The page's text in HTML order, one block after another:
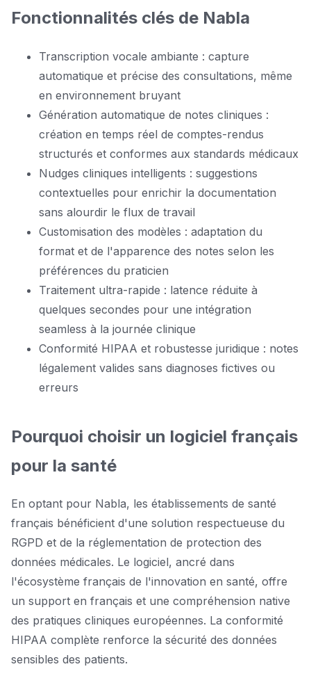
Fonctionnalités clés de Nabla
Transcription vocale ambiante : capture
automatique et précise des consultations, même
en environnement bruyant
Génération automatique de notes cliniques :
création en temps réel de comptes-rendus
structurés et conformes aux standards médicaux
Nudges cliniques intelligents : suggestions
contextuelles pour enrichir la documentation
sans alourdir le flux de travail
Customisation des modèles : adaptation du
format et de l'apparence des notes selon les
préférences du praticien
Traitement ultra-rapide : latence réduite à
quelques secondes pour une intégration
seamless à la journée clinique
Conformité HIPAA et robustesse juridique : notes
légalement valides sans diagnoses fictives ou
erreurs
Pourquoi choisir un logiciel français
pour la santé
En optant pour Nabla, les établissements de santé
français bénéficient d'une solution respectueuse du
RGPD et de la réglementation de protection des
données médicales. Le logiciel, ancré dans
l'écosystème français de l'innovation en santé, offre
un support en français et une compréhension native
des pratiques cliniques européennes. La conformité
HIPAA complète renforce la sécurité des données
sensibles des patients.